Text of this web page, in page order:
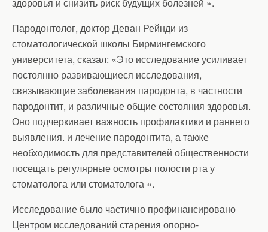
Пародонтолог, доктор Деван Рейнди из
стоматологической школы Бирмингемского
университета, сказал: «Это исследование усиливает
постоянно развивающиеся исследования,
связывающие заболевания пародонта, в частности
пародонтит, и различные общие состояния здоровья.
Оно подчеркивает важность профилактики и раннего
выявления. и лечение пародонтита, а также
необходимость для представителей общественности
посещать регулярные осмотры полости рта у
стоматолога или стоматолога «.
Исследование было частично профинансировано
Центром исследований старения опорно-